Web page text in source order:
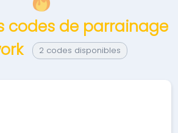
codes de parrainage
2 codes disponibles